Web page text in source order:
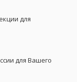
для
для Вашего